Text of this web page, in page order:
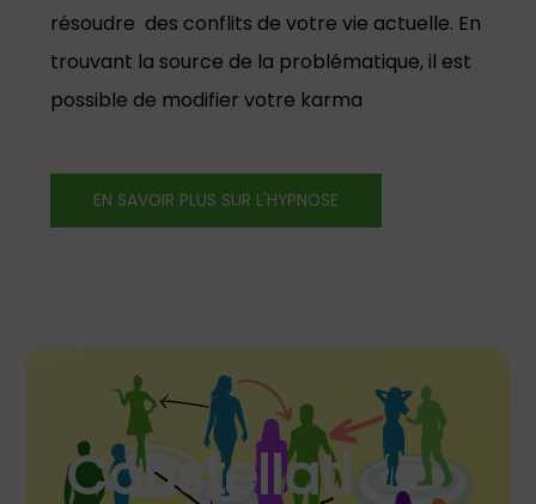
résoudre des conflits de votre vie actuelle. En
trouvant la source de la problématique, il est
possible de modifier votre karma
EN SAVOIR PLUS SUR L'HYPNOSE
Constellati